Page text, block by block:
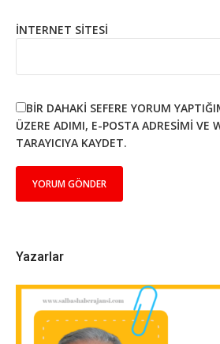
İNTERNET SITESI
BIR DAHAKI SEFERE YORUM
ÜZERE ADIMI, E-POSTA ADRESIMI VE
TARAYICIYA KAYDET.
Yazarlar